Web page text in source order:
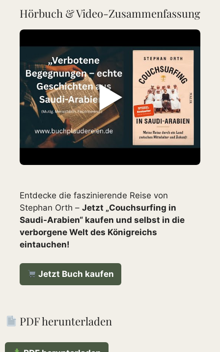
Hörbuch & Video-Zusammenfassung
▶
Entdecke die faszinierende Reise von
Stephan Orth – Jetzt „Couchsurfing in
Saudi-Arabien“ kaufen und selbst in die
verborgene Welt des Königreichs
eintauchen!
Jetzt Buch kaufen
PDF herunterladen